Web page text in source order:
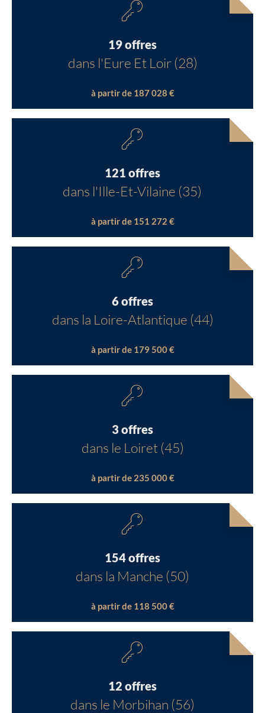
19 offres
dans l'Eure Et Loir (28)
à partir de 187 028 €
121 offres
dans l'Ille-Et-Vilaine (35)
à partir de 151 272 €
6 offres
dans la Loire-Atlantique (44)
à partir de 179 500 €
3 offres
dans le Loiret (45)
à partir de 235 000 €
154 offres
dans la Manche (50)
à partir de 118 500 €
12 offres
dans le Morbihan (56)